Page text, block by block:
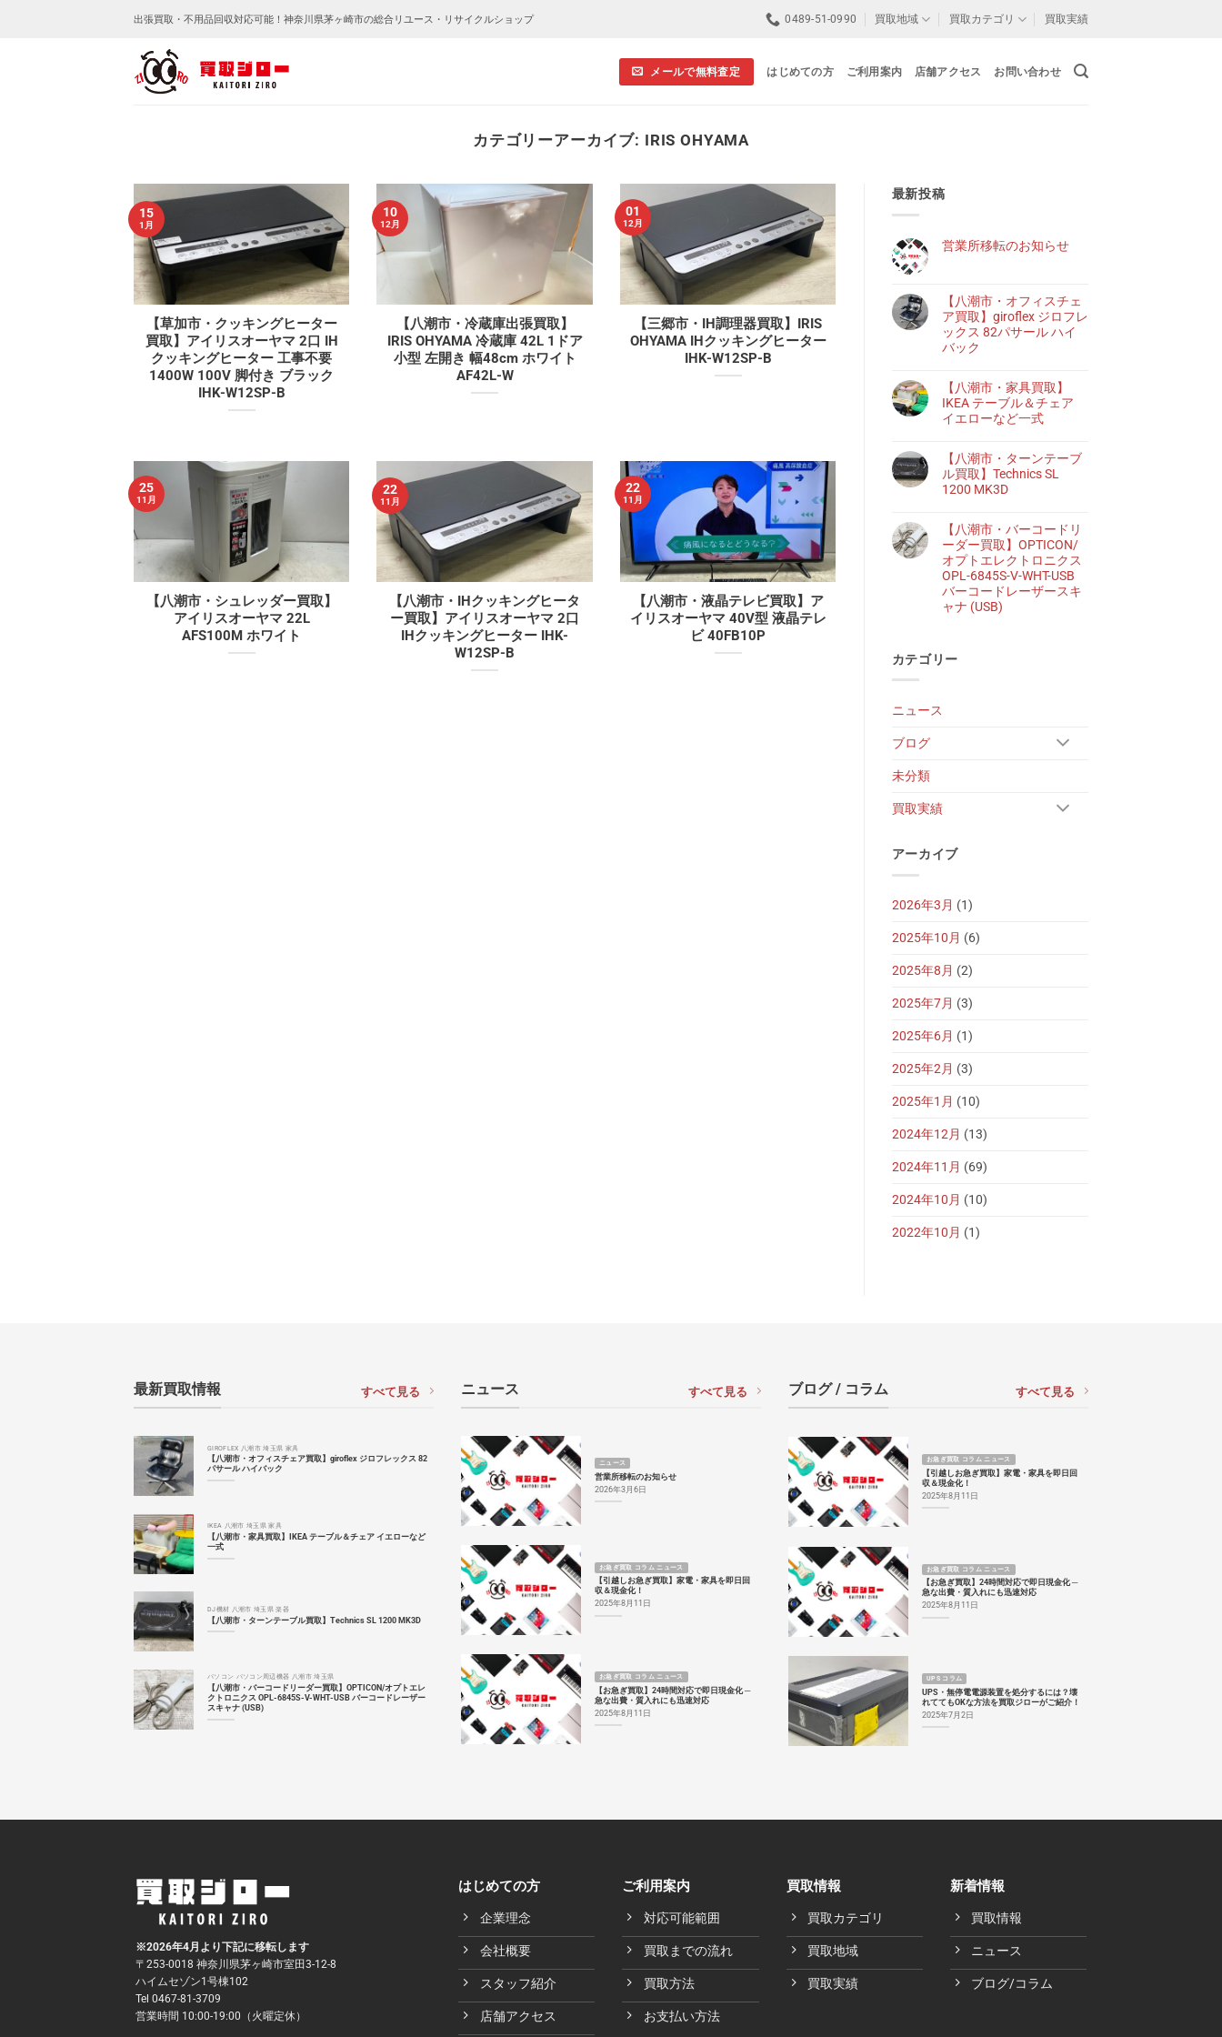
出張買取・不用品回収対応可能！神奈川県茅ヶ崎市の総合リユース・リサイクルショップ 0489-51-0990 買取地域 買取カテゴリ 買取実績
メールで無料査定 はじめての方 ご利用案内 店舗アクセス お問い合わせ
カテゴリーアーカイブ: IRIS OHYAMA
【草加市・クッキングヒーター
買取】アイリスオーヤマ 2口 IH
クッキングヒーター 工事不要
1400W 100V 脚付き ブラック
IHK-W12SP-B
15
1月
【八潮市・冷蔵庫出張買取】
IRIS OHYAMA 冷蔵庫 42L 1ドア
小型 左開き 幅48cm ホワイト
AF42L-W
10
12月
【三郷市・IH調理器買取】IRIS
OHYAMA IHクッキングヒーター
IHK-W12SP-B
01
12月
【八潮市・シュレッダー買取】
アイリスオーヤマ 22L
AFS100M ホワイト
25
11月
【八潮市・IHクッキングヒータ
ー買取】アイリスオーヤマ 2口
IHクッキングヒーター IHK-
W12SP-B
22
11月
【八潮市・液晶テレビ買取】ア
イリスオーヤマ 40V型 液晶テレ
ビ 40FB10P
22
11月
最新投稿
営業所移転のお知らせ
【八潮市・オフィスチェ
ア買取】giroflex ジロフレ
ックス 82パサール ハイ
バック
【八潮市・家具買取】
IKEA テーブル＆チェア
イエローなど一式
【八潮市・ターンテーブ
ル買取】Technics SL
1200 MK3D
【八潮市・バーコードリ
ーダー買取】OPTICON/
オプトエレクトロニクス
OPL-6845S-V-WHT-USB
バーコードレーザースキ
ャナ (USB)
カテゴリー
ニュース
ブログ
未分類
買取実績
アーカイブ
2026年3月 (1)
2025年10月 (6)
2025年8月 (2)
2025年7月 (3)
2025年6月 (1)
2025年2月 (3)
2025年1月 (10)
2024年12月 (13)
2024年11月 (69)
2024年10月 (10)
2022年10月 (1)
最新買取情報 すべて見る
GIROFLEX 八潮市 埼玉県 家具
【八潮市・オフィスチェア買取】giroflex ジロフレックス 82
パサール ハイバック
IKEA 八潮市 埼玉県 家具
【八潮市・家具買取】IKEA テーブル＆チェア イエローなど
一式
DJ機材 八潮市 埼玉県 楽器
【八潮市・ターンテーブル買取】Technics SL 1200 MK3D
パソコン パソコン周辺機器 八潮市 埼玉県
【八潮市・バーコードリーダー買取】OPTICON/オプトエレ
クトロニクス OPL-6845S-V-WHT-USB バーコードレーザー
スキャナ (USB)
ニュース すべて見る
ニュース
営業所移転のお知らせ
2026年3月6日
お急ぎ買取 コラム ニュース
【引越しお急ぎ買取】家電・家具を即日回
収＆現金化！
2025年8月11日
お急ぎ買取 コラム ニュース
【お急ぎ買取】24時間対応で即日現金化 ─
急な出費・質入れにも迅速対応
2025年8月11日
ブログ / コラム すべて見る
お急ぎ買取 コラム ニュース
【引越しお急ぎ買取】家電・家具を即日回
収＆現金化！
2025年8月11日
お急ぎ買取 コラム ニュース
【お急ぎ買取】24時間対応で即日現金化 ─
急な出費・質入れにも迅速対応
2025年8月11日
UPS コラム
UPS・無停電電源装置を処分するには？壊
れててもOKな方法を買取ジローがご紹介！
2025年7月2日
※2026年4月より下記に移転します
〒253-0018 神奈川県茅ヶ崎市室田3-12-8
ハイムセゾン1号棟102
Tel 0467-81-3709
営業時間 10:00-19:00（火曜定休）
はじめての方
企業理念
会社概要
スタッフ紹介
店舗アクセス
ご利用案内
対応可能範囲
買取までの流れ
買取方法
お支払い方法
買取情報
買取カテゴリ
買取地域
買取実績
新着情報
買取情報
ニュース
ブログ/コラム